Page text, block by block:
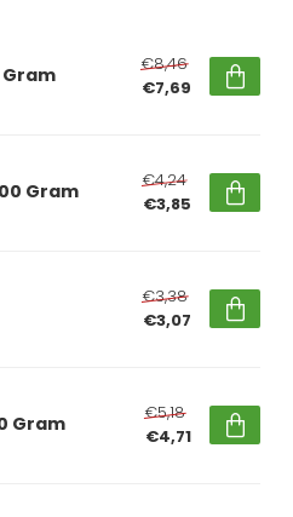
€8,46
€7,69
Gram
€4,24
€3,85
€3,38
€3,07
Gram
€5,18
€4,71